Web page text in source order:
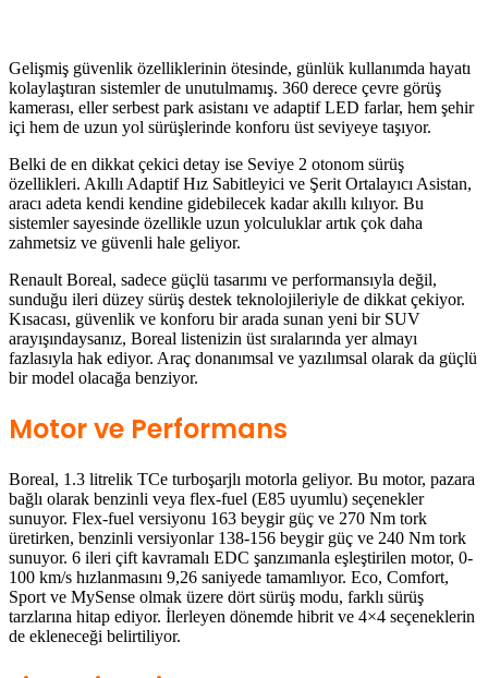
Gelişmiş güvenlik özelliklerinin ötesinde, günlük kullanımda hayatı
kolaylaştıran sistemler de unutulmamış. 360 derece çevre görüş
kamerası, eller serbest park asistanı ve adaptif LED farlar, hem şehir
içi hem de uzun yol sürüşlerinde konforu üst seviyeye taşıyor.
Belki de en dikkat çekici detay ise Seviye 2 otonom sürüş
özellikleri. Akıllı Adaptif Hız Sabitleyici ve Şerit Ortalayıcı Asistan,
aracı adeta kendi kendine gidebilecek kadar akıllı kılıyor. Bu
sistemler sayesinde özellikle uzun yolculuklar artık çok daha
zahmetsiz ve güvenli hale geliyor.
Renault Boreal, sadece güçlü tasarımı ve performansıyla değil,
sunduğu ileri düzey sürüş destek teknolojileriyle de dikkat çekiyor.
Kısacası, güvenlik ve konforu bir arada sunan yeni bir SUV
arayışındaysanız, Boreal listenizin üst sıralarında yer almayı
fazlasıyla hak ediyor. Araç donanımsal ve yazılımsal olarak da güçlü
bir model olacağa benziyor.
Motor ve Performans
Boreal, 1.3 litrelik TCe turboşarjlı motorla geliyor. Bu motor, pazara
bağlı olarak benzinli veya flex-fuel (E85 uyumlu) seçenekler
sunuyor. Flex-fuel versiyonu 163 beygir güç ve 270 Nm tork
üretirken, benzinli versiyonlar 138-156 beygir güç ve 240 Nm tork
sunuyor. 6 ileri çift kavramalı EDC şanzımanla eşleştirilen motor, 0-
100 km/s hızlanmasını 9,26 saniyede tamamlıyor. Eco, Comfort,
Sport ve MySense olmak üzere dört sürüş modu, farklı sürüş
tarzlarına hitap ediyor. İlerleyen dönemde hibrit ve 4×4 seçeneklerin
de ekleneceği belirtiliyor.